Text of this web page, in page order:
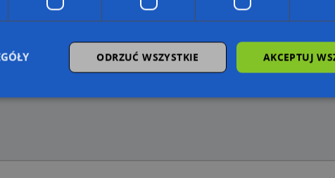
firm i na mapach (art. 6 ust. 1 lit. f RODO)
operatora (art. 6 ust. 1 lit. f RODO)
z firmowych stron www oraz od podmiotów zewnętrznych.
odo_przetwarzanie/ AKCEPTUJ
ODRZUĆ WSZYSTKIE
niezbędnych plików cookie nie można prawidłowo korzystać ze strony internetowej.